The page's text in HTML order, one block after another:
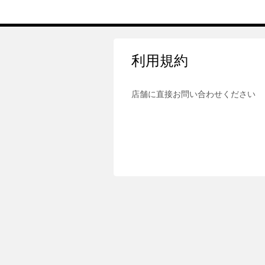
利用規約
店舗に直接お問い合わせください